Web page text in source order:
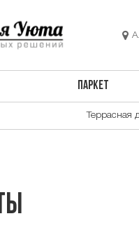
ПАРКЕТ
Террасная